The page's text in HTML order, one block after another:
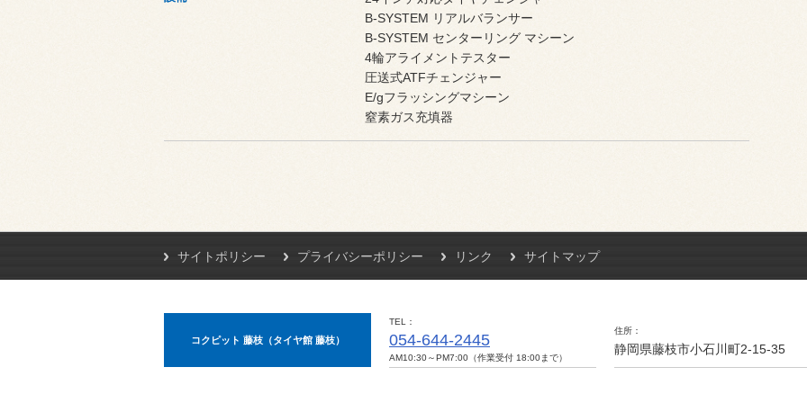
B-SYSTEM リアルバランサー
B-SYSTEM センターリング マシーン
4輪アライメントテスター
圧送式ATFチェンジャー
E/gフラッシングマシーン
窒素ガス充填器
サイトポリシー プライバシーポリシー リンク サイトマップ
コクピット 藤枝（タイヤ館 藤枝）
TEL
054-644-2445
AM10:30～PM7:00（作業受付 18:00まで）
住所
静岡県藤枝市小石川町2-15-35